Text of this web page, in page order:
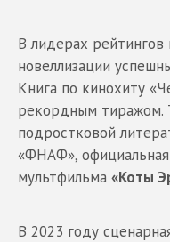
В лидерах
новеллизации
Книга по кинохиту
рекордным тиражом.
подростковой
«ФНАФ»,
мультфильма «Коты
В 2023 году